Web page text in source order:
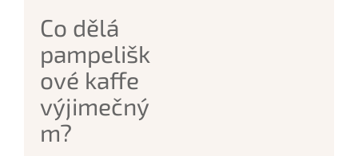
Co dělá
pampelišk
ové kaffe
výjimečný
m?